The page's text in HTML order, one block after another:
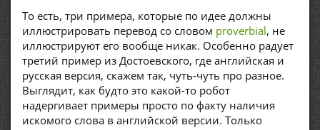
То есть, три примера, которые по идее должны
иллюстрировать перевод со словом proverbial, не
иллюстрируют его вообще никак. Особенно радует
третий пример из Достоевского, где английская и
русская версия, скажем так, чуть-чуть про разное.
Выглядит, как будто это какой-то робот
надергивает примеры просто по факту наличия
искомого слова в английской версии. Только